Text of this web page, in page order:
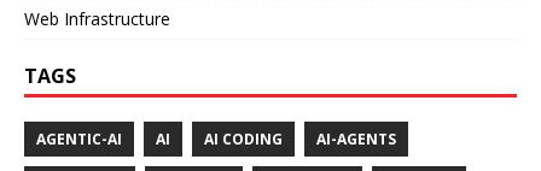
Web Infrastructure
TAGS
AGENTIC-AI AI AI CODING AI-AGENTS